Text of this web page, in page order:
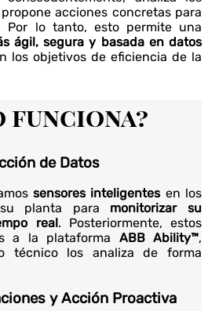
acciones concretas para
Por lo tanto, esto permite una
ágil, segura y basada en datos
los objetivos de eficiencia de la
funciona?
de Datos
sensores inteligentesen los
planta para monitorizar su
real. Posteriormente, estos
a la plataforma ABB Ability™,
técnico los analiza de forma
y Acción Proactiva